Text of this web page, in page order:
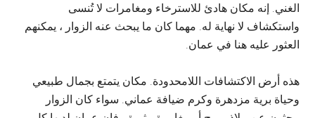
الغني. إنه مكان هادئ للاسترخاء ومغامرات لا تُنسى
واستكشاف لا نهاية له. مهما كان ما يبحث عنه الزوار ، يمكنهم
العثور عليه هنا في عمان.
هذه أرض الاكتشافات اللامحدودة. مكان يتمتع بجمال طبيعي
وحياة برية مزدهرة وكرم ضيافة عماني. سواء كان الزوار